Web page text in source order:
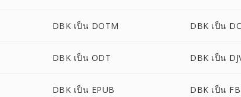
DBK เป็น DOTM DBK เป็น
DBK เป็น ODT DBK เป็น
DBK เป็น EPUB DBK เป็น